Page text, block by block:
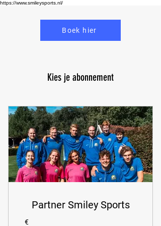
https://www.smileysports.nl/
Boek hier
Kies je abonnement
Partner Smiley Sports
€